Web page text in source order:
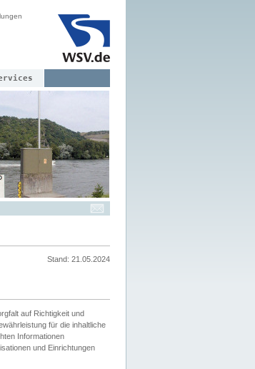
Stand: 21.05.2024
auf Richtigkeit und
für die inhaltliche
Informationen
und Einrichtungen